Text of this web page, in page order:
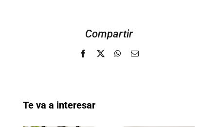
Compartir
Facebook
X WhatsApp
Email
Te va a interesar